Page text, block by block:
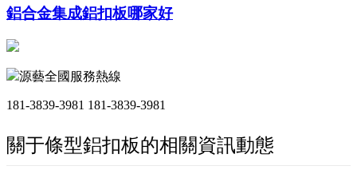
鋁合金集成鋁扣板哪家好
源藝全國服務熱線
181-3839-3981 181-3839-3981
關于條型鋁扣板的相關資訊動態